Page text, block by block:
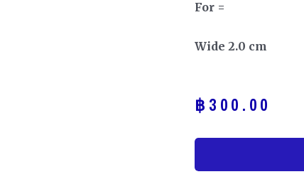
For =
Wide 2.0 cm
฿ 300.00